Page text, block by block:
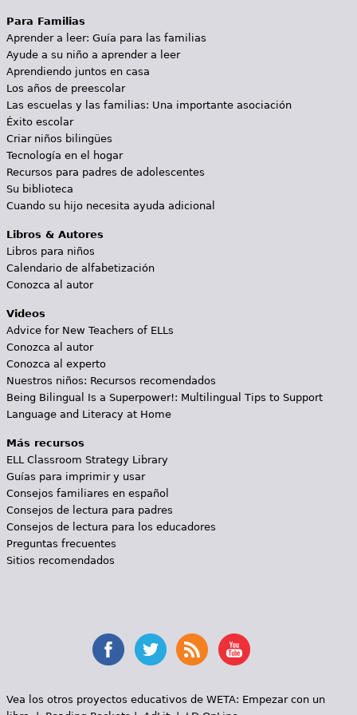
Para Familias
Aprender a leer: Guía para las familias
Ayude a su niño a aprender a leer
Aprendiendo juntos en casa
Los años de preescolar
Las escuelas y las familias: Una importante asociación
Éxito escolar
Criar niños bilingües
Tecnología en el hogar
Recursos para padres de adolescentes
Su biblioteca
Cuando su hijo necesita ayuda adicional
Libros & Autores
Libros para niños
Calendario de alfabetización
Conozca al autor
Videos
Advice for New Teachers of ELLs
Conozca al autor
Conozca al experto
Nuestros niños: Recursos recomendados
Being Bilingual Is a Superpower!: Multilingual Tips to Support
Language and Literacy at Home
Más recursos
ELL Classroom Strategy Library
Guías para imprimir y usar
Consejos familiares en español
Consejos de lectura para padres
Consejos de lectura para los educadores
Preguntas frecuentes
Sitios recomendados
Vea los otros proyectos educativos de WETA: Empezar con un